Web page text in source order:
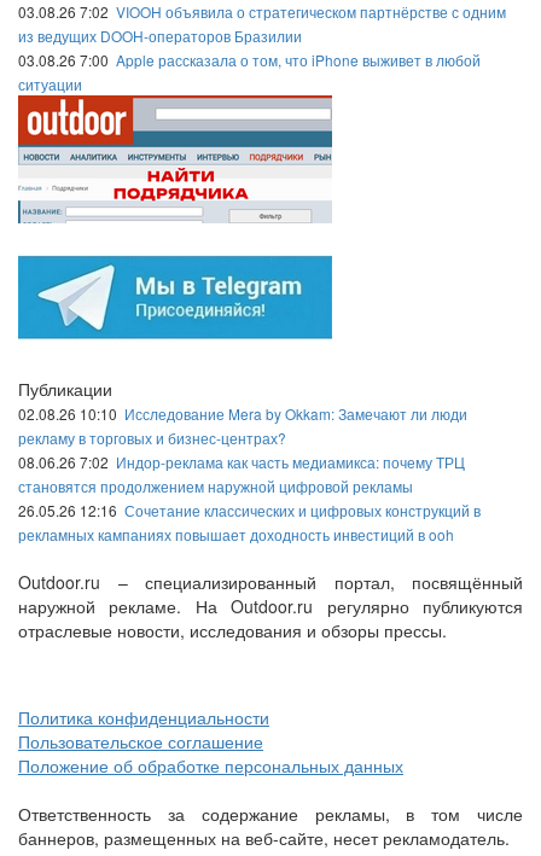
03.08.26 7:02 VIOOH объявила о стратегическом партнёрстве с одним
из ведущих DOOH-операторов Бразилии
03.08.26 7:00 Apple рассказала о том, что iPhone выживет в любой
ситуации
Публикации
02.08.26 10:10 Исследование Mera by Okkam: Замечают ли люди
рекламу в торговых и бизнес-центрах?
08.06.26 7:02 Индор-реклама как часть медиамикса: почему ТРЦ
становятся продолжением наружной цифровой рекламы
26.05.26 12:16 Сочетание классических и цифровых конструкций в
рекламных кампаниях повышает доходность инвестиций в ooh
Outdoor.ru – специализированный портал, посвящённый
наружной рекламе. На Outdoor.ru регулярно публикуются
отраслевые новости, исследования и обзоры прессы.
Политика конфиденциальности
Пользовательское соглашение
Положение об обработке персональных данных
Ответственность за содержание рекламы, в том числе
баннеров, размещенных на веб-сайте, несет рекламодатель.